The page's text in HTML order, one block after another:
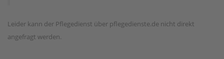
Leider kann der Pflegedienst über pflegedienste.de nicht direkt
angefragt werden.